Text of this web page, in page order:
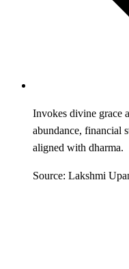
Invokes divine grace
abundance, financial
aligned with dharma.
Source: Lakshmi